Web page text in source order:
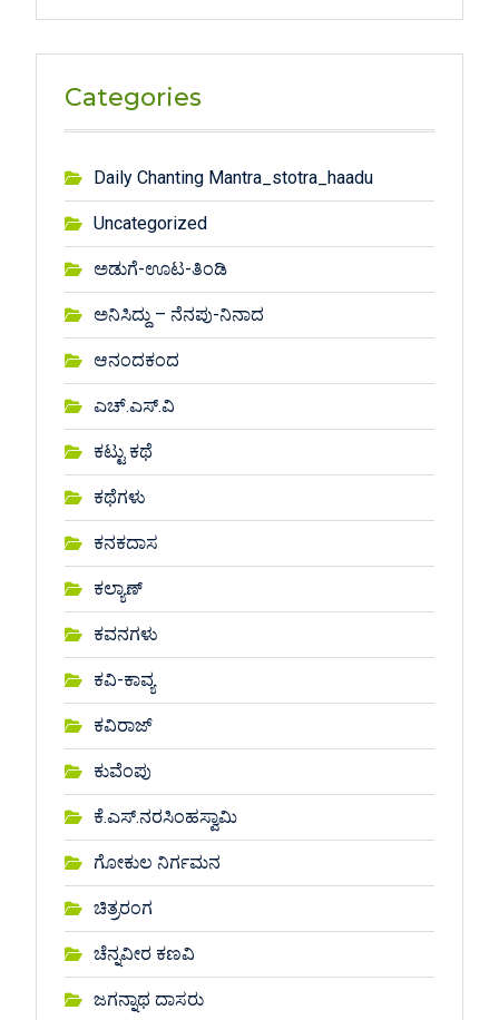
Categories
Daily Chanting Mantra_stotra_haadu
Uncategorized
ಅಡುಗೆ-ಊಟ-ತಿಂಡಿ
ಅನಿಸಿದ್ದು – ನೆನಪು-ನಿನಾದ
ಆನಂದಕಂದ
ಎಚ್.ಎಸ್.ವಿ
ಕಟ್ಟು ಕಥೆ
ಕಥೆಗಳು
ಕನಕದಾಸ
ಕಲ್ಯಾಣ್
ಕವನಗಳು
ಕವಿ-ಕಾವ್ಯ
ಕವಿರಾಜ್
ಕುವೆಂಪು
ಕೆ.ಎಸ್.ನರಸಿಂಹಸ್ವಾಮಿ
ಗೋಕುಲ ನಿರ್ಗಮನ
ಚಿತ್ರರಂಗ
ಚೆನ್ನವೀರ ಕಣವಿ
ಜಗನ್ನಾಥ ದಾಸರು